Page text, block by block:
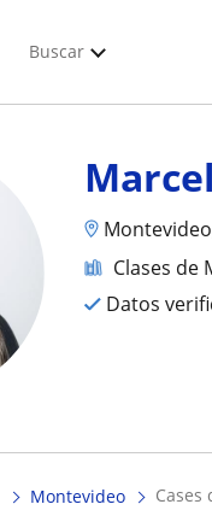
Buscar
Clases de
Datos
Montevideo